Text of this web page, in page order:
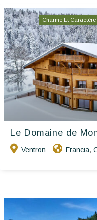
Charme Et
Le Domaine de
Ventron Francia,